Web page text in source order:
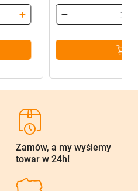
Zamów, a my wyślemy
towar w 24h!